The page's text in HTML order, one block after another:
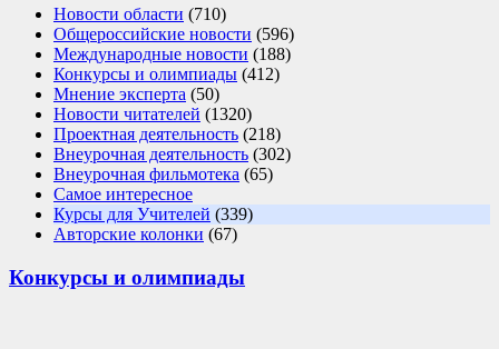
Новости области (710)
Общероссийские новости (596)
Международные новости (188)
Конкурсы и олимпиады (412)
Мнение эксперта (50)
Новости читателей (1320)
Проектная деятельность (218)
Внеурочная деятельность (302)
Внеурочная фильмотека (65)
Самое интересное
Курсы для Учителей (339)
Авторские колонки (67)
Конкурсы и олимпиады